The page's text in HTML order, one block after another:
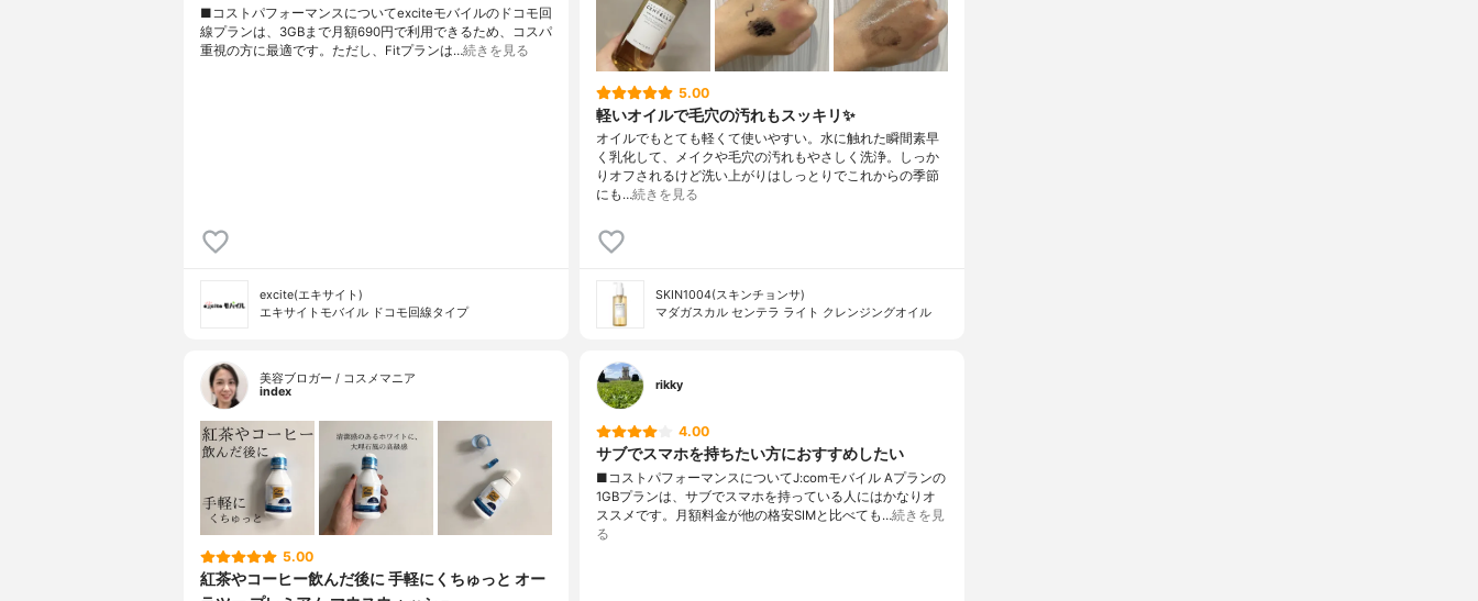
■コストパフォーマンスについてexciteモバイルのドコモ回
線プランは、3GBまで月額690円で利用できるため、コスパ
重視の方に最適です。ただし、Fitプランは…続きを見る
excite(エキサイト)
エキサイトモバイル ドコモ回線タイプ
5.00
軽いオイルで毛穴の汚れもスッキリ✨
オイルでもとても軽くて使いやすい。水に触れた瞬間素早
く乳化して、メイクや毛穴の汚れもやさしく洗浄。しっか
りオフされるけど洗い上がりはしっとりでこれからの季節
にも…続きを見る
SKIN1004(スキンチョンサ)
マダガスカル センテラ ライト クレンジングオイル
美容ブロガー / コスメマニア
index
5.00
紅茶やコーヒー飲んだ後に 手軽にくちゅっと オー
rikky
4.00
サブでスマホを持ちたい方におすすめしたい
■コストパフォーマンスについてJ:comモバイル Aプランの
1GBプランは、サブでスマホを持っている人にはかなりオ
ススメです。月額料金が他の格安SIMと比べても…続きを見
る